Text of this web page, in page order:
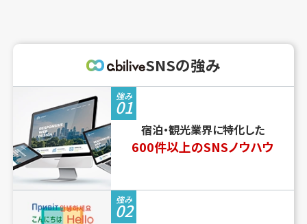
SNSの強み
強み
01
宿泊・観光業界に特化した
600件以上のSNSノウハウ
強み
02